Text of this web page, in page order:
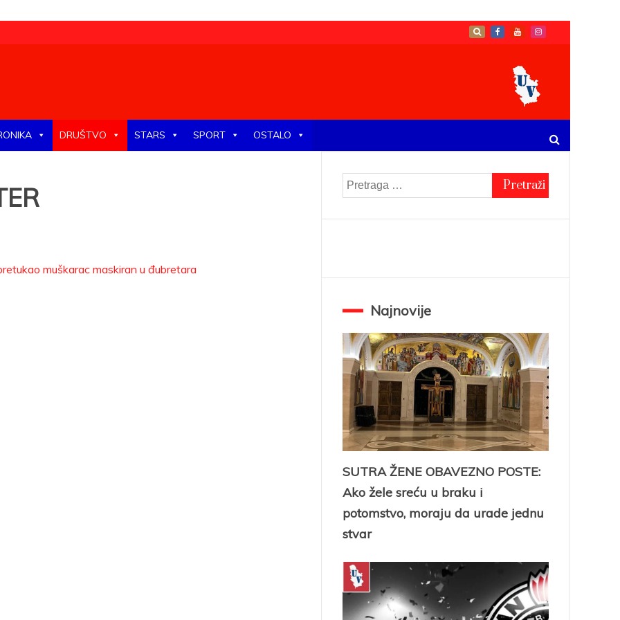
DRUŠTVO STARS SPORT OSTALO
Pretraga
za:
Najnovije
SUTRA ŽENE OBAVEZNO POSTE:
Ako žele sreću u braku i
potomstvo, moraju da urade jednu
stvar